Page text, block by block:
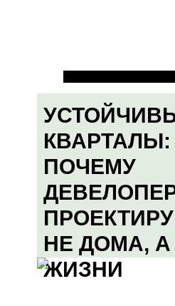
КВАРТАЛЫ:
ПОЧЕМУ
НЕ ДОМА, А
ЖИЗНИ